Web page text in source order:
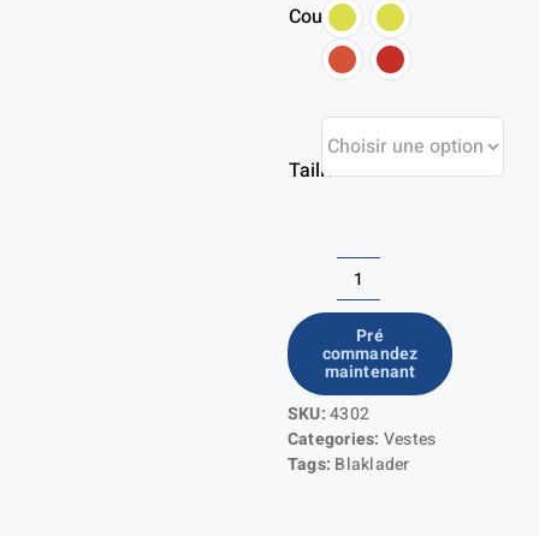
Couleur
Taille
quantité
de
Veste
de
pluie
HV
Pré
commandez
maintenant
SKU:4302
Categories: Vestes
Tags: Blaklader